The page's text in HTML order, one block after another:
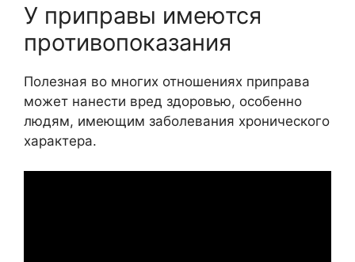
У приправы имеются
противопоказания
Полезная во многих отношениях приправа
может нанести вред здоровью, особенно
людям, имеющим заболевания хронического
характера.